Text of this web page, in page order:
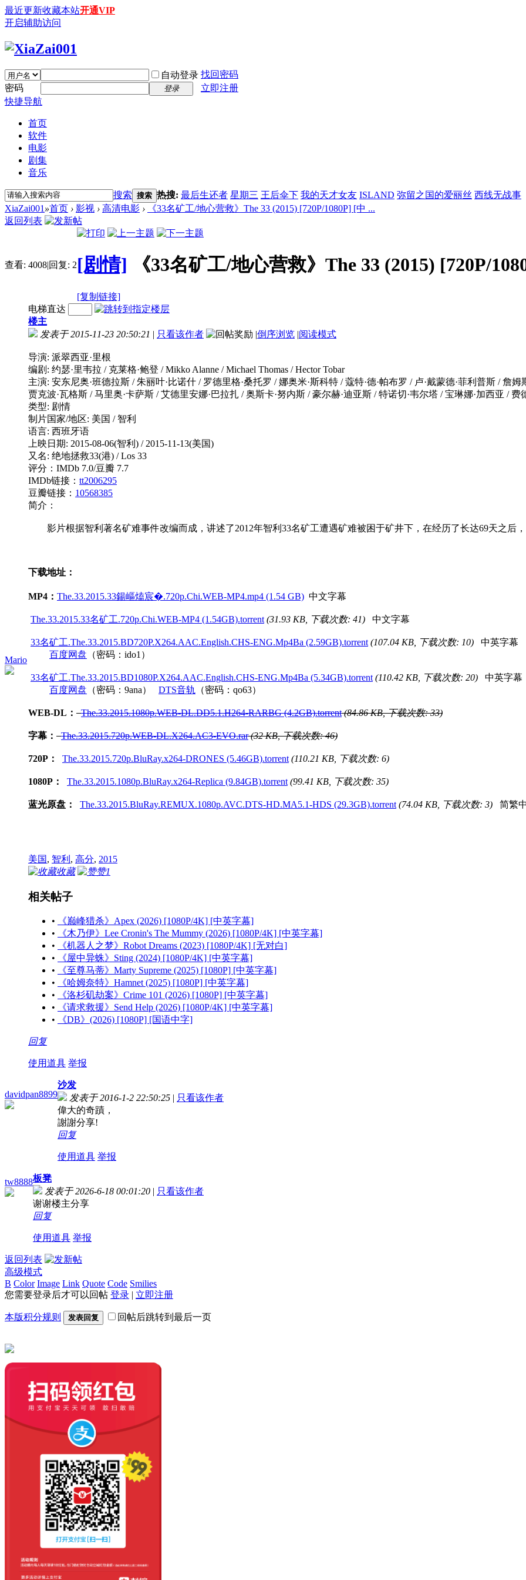
最近更新收藏本站开通VIP
开启辅助访问
自动登录 找回密码
密码
登录
立即注册
快捷导航
首页
软件
电影
剧集
音乐
搜索 搜索 热搜: 最后生还者 星期三 王后伞下 我的天才女友 ISLAND 弥留之国的爱丽丝 西线无战事
XiaZai001 »首页 › 影视 › 高清电影 ›
《33名矿工/地心营救》The 33 (2015) [720P/1080P] [中 ...
返回列表
查看: 4008|回复: 2[剧情] 《33名矿工/地心营救》The 33 (2015) [720P/
[复制链接]
Mario
电梯直达
楼主
发表于 2015-11-23 20:50:21 | 只看该作者 |倒序浏览 |阅读模式
导演: 派翠西亚·里根
编剧: 约瑟·里韦拉 / 克莱格·鲍登 / Mikko Alanne / Michael Thomas / Hector Tobar
主演: 安东尼奥·班德拉斯 / 朱丽叶·比诺什 / 罗德里格·桑托罗 / 娜奥米·斯科特 / 蔻特·德·帕布罗 / 卢·戴蒙德·菲利普斯 / 詹
贾克波·瓦格斯 / 马里奥·卡萨斯 / 艾德里安娜·巴拉扎 / 奥斯卡·努内斯 / 豪尔赫·迪亚斯 / 特诺切·韦尔塔 / 宝琳娜·加西亚 / 费
类型: 剧情
制片国家/地区: 美国 / 智利
语言: 西班牙语
上映日期: 2015-08-06(智利) / 2015-11-13(美国)
又名: 绝地拯救33(港) / Los 33
评分：IMDb 7.0/豆瓣 7.7
IMDb链接： tt2006295
豆瓣链接： 10568385
简介：
影片根据智利著名矿难事件改编而成，讲述了2012年智利33名矿工遭遇矿难被困于矿井下，在经历了长达69天之后
下载地址：
MP4： The.33.2015.33鍚嶇熆宸�.720p.Chi.WEB-MP4.mp4 (1.54 GB) 中文字幕
The.33.2015.33名矿工.720p.Chi.WEB-MP4 (1.54GB).torrent (31.93 KB, 下载次数: 41) 中文字幕
33名矿工.The.33.2015.BD720P.X264.AAC.English.CHS-ENG.Mp4Ba (2.59GB).torrent (107.04 KB, 下载次数: 10)
中英字幕
百度网盘 （密码：ido1）
33名矿工.The.33.2015.BD1080P.X264.AAC.English.CHS-ENG.Mp4Ba (5.34GB).torrent (110.42 KB, 下载次数: 20)
中英字幕
百度网盘 （密码：9ana） DTS音轨 （密码：qo63）
WEB-DL： The.33.2015.1080p.WEB-DL.DD5.1.H264-RARBG (4.2GB).torrent (84.86 KB, 下载次数: 33)
字幕： The.33.2015.720p.WEB-DL.X264.AC3-EVO.rar (32 KB, 下载次数: 46)
720P： The.33.2015.720p.BluRay.x264-DRONES (5.46GB).torrent (110.21 KB, 下载次数: 6)
1080P： The.33.2015.1080p.BluRay.x264-Replica (9.84GB).torrent (99.41 KB, 下载次数: 35)
蓝光原盘： The.33.2015.BluRay.REMUX.1080p.AVC.DTS-HD.MA5.1-HDS (29.3GB).torrent (74.04 KB, 下载次数: 3) 简繁
美国, 智利 , 高分, 2015
收藏
赞1
相关帖子
•
《巅峰猎杀》Apex (2026) [1080P/4K] [中英字幕]
•
《木乃伊》Lee Cronin's The Mummy (2026) [1080P/4K] [中英字幕]
•
《机器人之梦》Robot Dreams (2023) [1080P/4K] [无对白]
•
《屋中异蛛》Sting (2024) [1080P/4K] [中英字幕]
•
《至尊马蒂》Marty Supreme (2025) [1080P] [中英字幕]
•
《哈姆奈特》Hamnet (2025) [1080P] [中英字幕]
•
《洛杉矶劫案》Crime 101 (2026) [1080P] [中英字幕]
•
《请求救援》Send Help (2026) [1080P/4K] [中英字幕]
•
《DB》(2026) [1080P] [国语中字]
回复
使用道具 举报
davidpan8899
沙发
发表于 2016-1-2 22:50:25 | 只看该作者
偉大的奇蹟，
謝謝分享!
回复
使用道具 举报
tw8888板凳
发表于 2026-6-18 00:01:20 | 只看该作者
谢谢楼主分享
回复
使用道具 举报
返回列表
高级模式
B Color Image Link Quote Code Smilies
您需要登录后才可以回帖 登录 | 立即注册
本版积分规则 发表回复 回帖后跳转到最后一页